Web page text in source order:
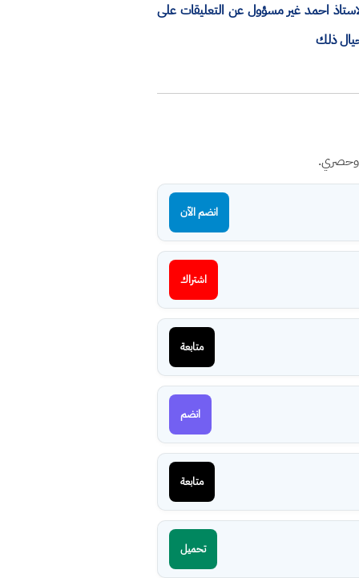
احمد غير مسؤول عن التعليقات على
ذلك
وحصري.
انضم الآن
اشتراك
متابعة
انضم
متابعة
تحميل